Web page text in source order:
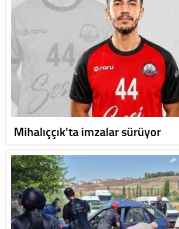
Mihalıççık'ta imzalar sürüyor